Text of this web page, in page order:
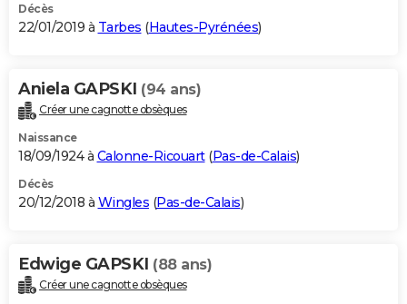
Décès
22/01/2019 à Tarbes (Hautes-Pyrénées)
Aniela GAPSKI (94 ans)
Créer une cagnotte obsèques
Naissance
18/09/1924 à Calonne-Ricouart(Pas-de-Calais)
Décès
20/12/2018 à Wingles (Pas-de-Calais)
Edwige GAPSKI (88 ans)
Créer une cagnotte obsèques